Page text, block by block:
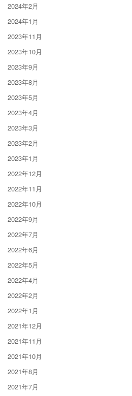
2024年2月
2024年1月
2023年11月
2023年10月
2023年9月
2023年8月
2023年5月
2023年4月
2023年3月
2023年2月
2023年1月
2022年12月
2022年11月
2022年10月
2022年9月
2022年7月
2022年6月
2022年5月
2022年4月
2022年2月
2022年1月
2021年12月
2021年11月
2021年10月
2021年8月
2021年7月